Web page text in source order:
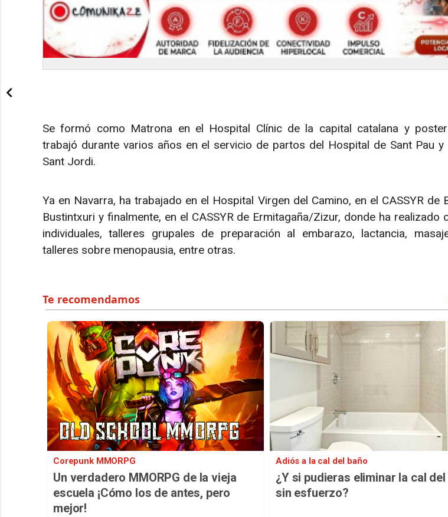
Se formó como Matrona en el Hospital Clínic de la capital catalana y
trabajó durante varios años en el servicio de partos del Hospital de Sant Pau y
Sant Jordi.
Ya en Navarra, ha trabajado en el Hospital Virgen del Camino, en el CASSYR de
Bustintxuri y finalmente, en el CASSYR de Ermitagaña/Zizur, donde ha realizado
individuales, talleres grupales de preparación al embarazo, lactancia,
talleres sobre menopausia, entre otras.
Corepunk MMORPG
Un verdadero MMORPG de la vieja
escuela ¡Cómo los de antes, pero
mejor!
Adiós a la cal del baño
¿Y si pudieras eliminar la cal del
sin esfuerzo?